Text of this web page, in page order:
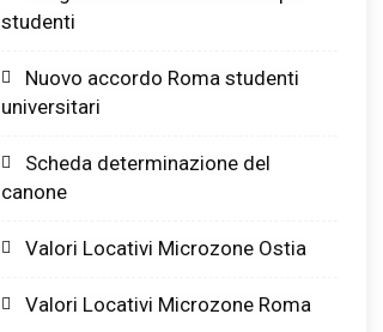
studenti
Nuovo accordo Roma studenti
universitari
Scheda determinazione del
canone
Valori Locativi Microzone Ostia
Valori Locativi Microzone Roma